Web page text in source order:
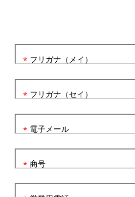
フリガナ（メイ）
*
フリガナ（セイ）
*
電子メール
*
商号
*